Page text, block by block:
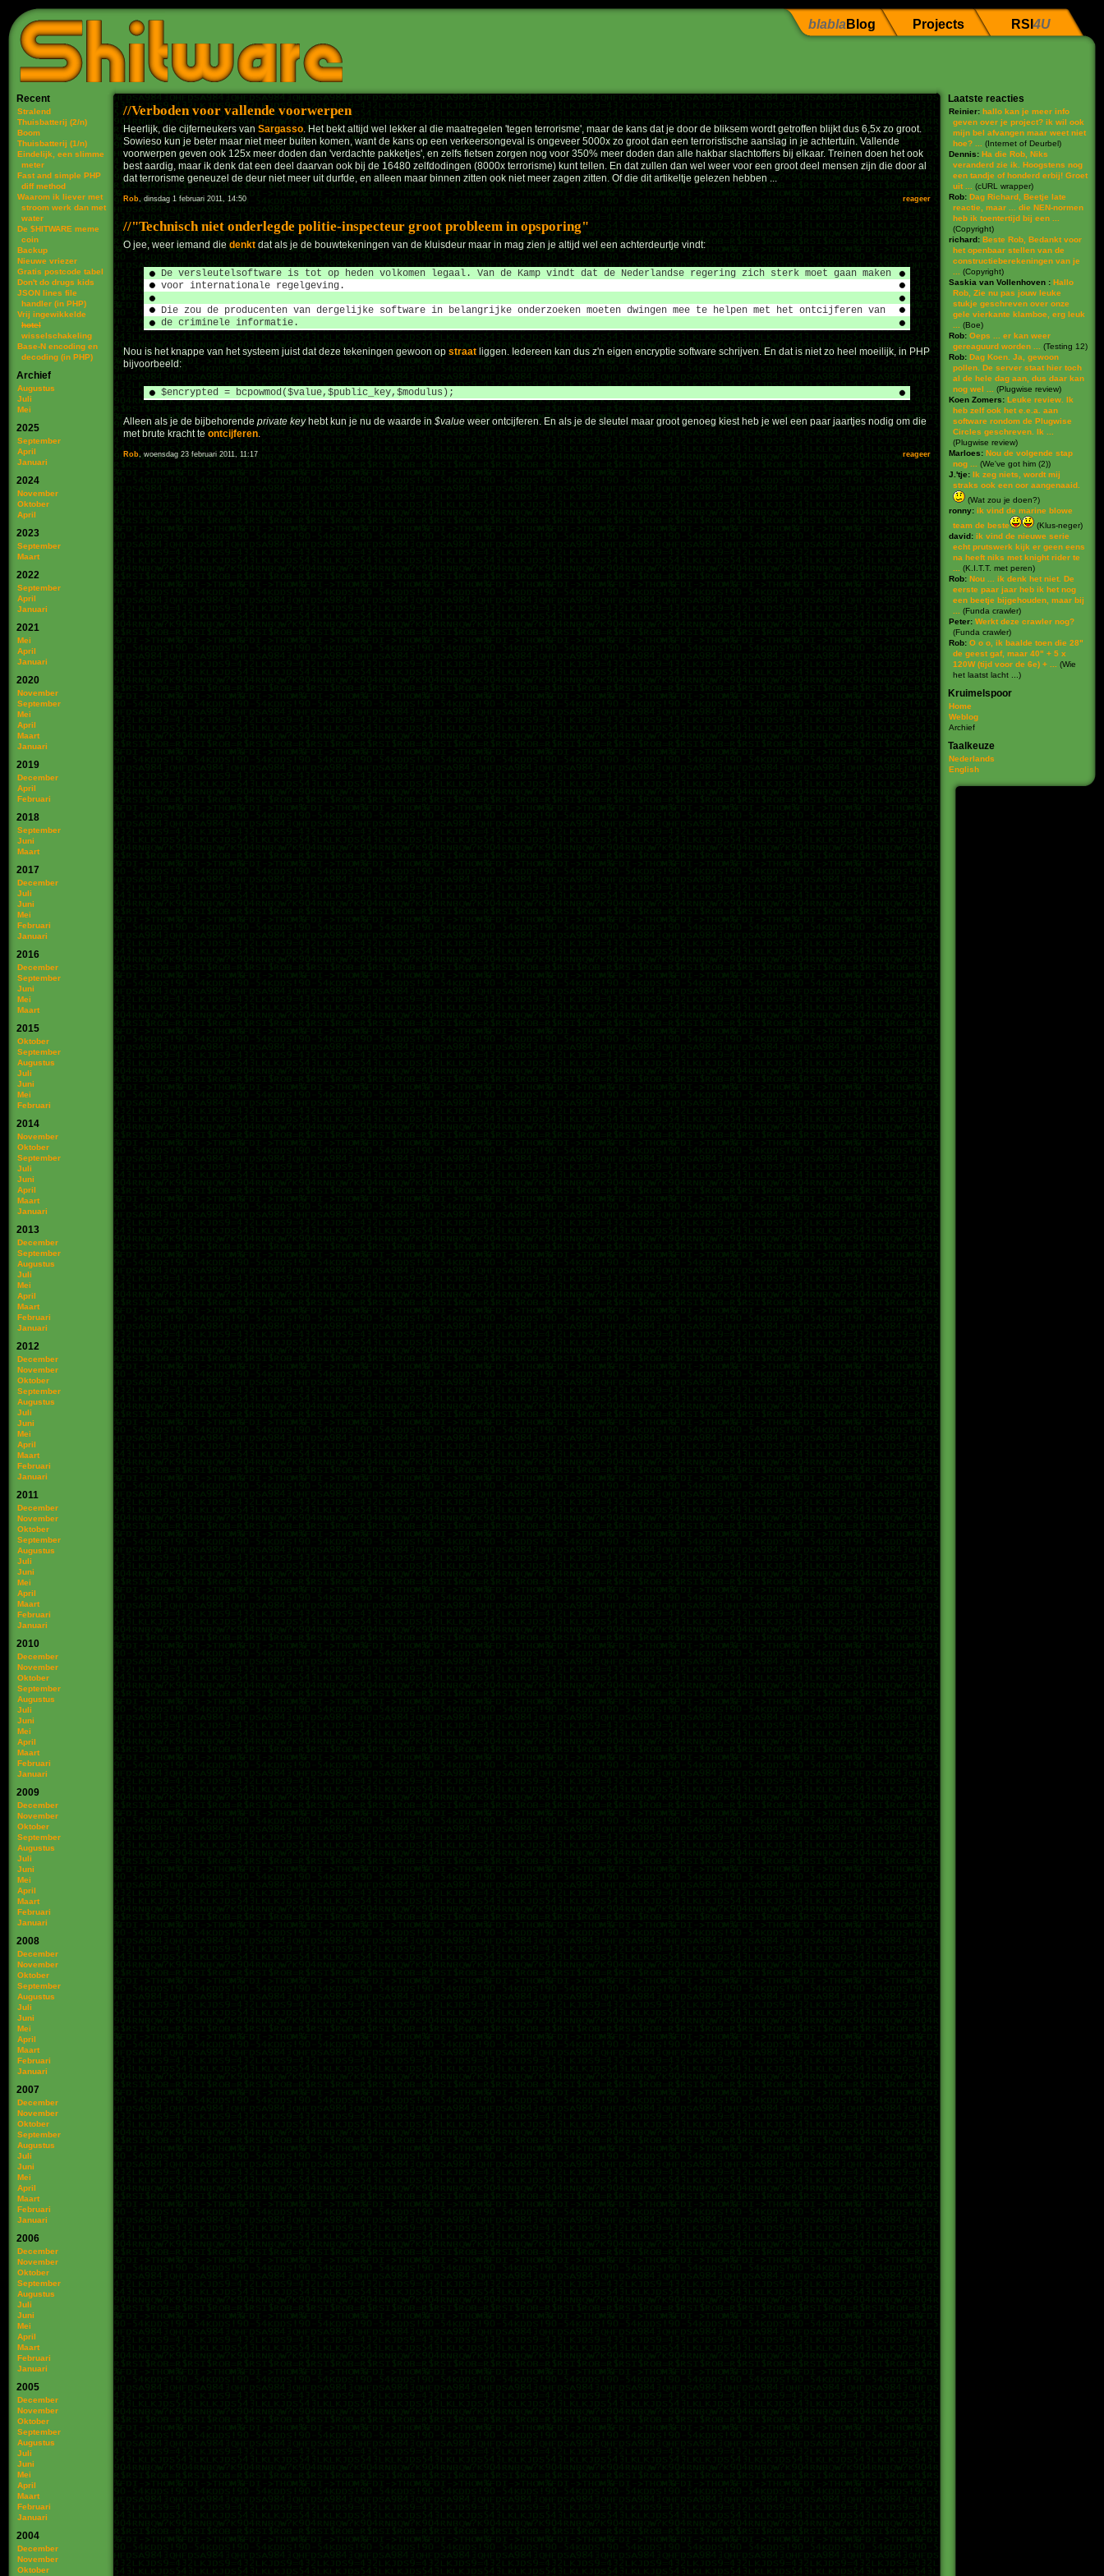
blabla Blog Projects RSI 4U
Recent
Stralend
Thuisbatterij (2/n)
Boom
Thuisbatterij (1/n)
Eindelijk, een slimme
meter
Fast and simple PHP
diff method
Waarom ik liever met
stroom werk dan met
water
De $HITWARE meme
coin
Backup
Nieuwe vriezer
Gratis postcode tabel
Don't do drugs kids
JSON lines file
handler (in PHP)
Vrij ingewikkelde
hotel
wisselschakeling
Base-N encoding en
decoding (in PHP)
Archief
Augustus
Juli
Mei
2025
September
April
Januari
2024
November
Oktober
April
2023
September
Maart
2022
September
April
Januari
2021
Mei
April
Januari
2020
November
September
Mei
April
Maart
Januari
2019
December
April
Februari
2018
September
Juni
Maart
2017
December
Juli
Juni
Mei
Februari
Januari
2016
December
September
Juni
Mei
Maart
2015
Oktober
September
Augustus
Juli
Juni
Mei
Februari
2014
November
Oktober
September
Juli
Juni
April
Maart
Januari
2013
December
September
Augustus
Juli
Mei
April
Maart
Februari
Januari
2012
December
November
Oktober
September
Augustus
Juli
Juni
Mei
April
Maart
Februari
Januari
2011
December
November
Oktober
September
Augustus
Juli
Juni
Mei
April
Maart
Februari
Januari
2010
December
November
Oktober
September
Augustus
Juli
Juni
Mei
April
Maart
Februari
Januari
2009
December
November
Oktober
September
Augustus
Juli
Juni
Mei
April
Maart
Februari
Januari
2008
December
November
Oktober
September
Augustus
Juli
Juni
Mei
April
Maart
Februari
Januari
2007
December
November
Oktober
September
Augustus
Juli
Juni
Mei
April
Maart
Februari
Januari
2006
December
November
Oktober
September
Augustus
Juli
Juni
Mei
April
Maart
Februari
Januari
2005
December
November
Oktober
September
Augustus
Juli
Juni
Mei
April
Maart
Februari
Januari
2004
December
November
Oktober
Verboden voor vallende voorwerpen
Heerlijk, die cijferneukers vanSargasso. Het bekt altijd wel lekker al die maatregelen 'tegen terrorisme', maar de kans dat je door de bliksem wordt getroffen blijkt dus 6,5x zo groot.
Sowieso kun je beter maar niet meer buiten komen, want de kans op een verkeersongeval is ongeveer 5000x zo groot dan een terroristische aanslag in je achtertuin. Vallende
voorwerpen geven ook 125x meer doden dan 'verdachte pakketjes', en zelfs fietsen zorgen nog voor 350% meer doden dan alle hakbar slachtoffers bij elkaar. Treinen doen het ook
best aardig, maar ik denk dat een deel daarvan ook bij de 16480 zelfdodingen (8000x terrorisme) kunt tellen. En dat zullen dan wel weer voor een groot deel mensen zijn die door al
dat terrorisme geneuzel de deur niet meer uit durfde, en alleen maar binnen zitten ook niet meer zagen zitten. Of die dit artikeltje gelezen hebben ...
Rob, dinsdag 1 februari 2011, 14:50 reageer
Technisch niet onderlegde politie-inspecteur groot probleem in opsporing
O jee, weer iemand diedenktdat als je de bouwtekeningen van de kluisdeur maar in mag zien je altijd wel een achterdeurtje vindt:
De versleutelsoftware is tot op heden volkomen legaal. Van de Kamp vindt dat de Nederlandse regering zich sterk moet gaan maken
voor internationale regelgeving.
Die zou de producenten van dergelijke software in belangrijke onderzoeken moeten dwingen mee te helpen met het ontcijferen van
de criminele informatie.
Nou is het knappe van het systeem juist dat deze tekeningen gewoon op straat liggen. Iedereen kan dus z'n eigen encryptie software schrijven. En dat is niet zo heel moeilijk, in PHP
bijvoorbeeld:
$encrypted = bcpowmod($value,$public_key,$modulus);
Alleen als je de bijbehorende private keyhebt kun je nu de waarde in$valueweer ontcijferen. En als je de sleutel maar groot genoeg kiest heb je wel een paar jaartjes nodig om die
met brute kracht teontcijferen.
Rob, woensdag 23 februari 2011, 11:17 reageer
Laatste reacties
Reinier: hallo kan je meer info
geven over je project? ik wil ook
mijn bel afvangen maar weet niet
hoe? ...
(Internet of Deurbel)
Dennis: Ha die Rob, Niks
veranderd zie ik. Hoogstens nog
een tandje of honderd erbij! Groet
uit ...
(cURL wrapper)
Rob: Dag Richard, Beetje late
reactie, maar ... die NEN-normen
heb ik toentertijd bij een ...
(Copyright)
richard: Beste Rob, Bedankt voor
het openbaar stellen van de
constructieberekeningen van je
(Copyright)
Saskia van Vollenhoven : Hallo
Rob, Zie nu pas jouw leuke
stukje geschreven over onze
gele vierkante klamboe, erg leuk
(Boe)
Rob: Oeps ... er kan weer
gereaguurd worden ...
(Testing 12)
Rob: Dag Koen. Ja, gewoon
pollen. De server staat hier toch
al de hele dag aan, dus daar kan
nog wel ...
(Plugwise review)
Koen Zomers: Leuke review. Ik
heb zelf ook het e.e.a. aan
software rondom de Plugwise
Circles geschreven. Ik ...
(Plugwise review)
Marloes: Nou de volgende stap
nog ...
(We've got him (2))
J.'tje: Ik zeg niets, wordt mij
straks ook een oor aangenaaid.
(Wat zou je doen?)
ronny: ik vind de marine blowe
team de beste
(Klus-neger)
david: ik vind de nieuwe serie
echt prutswerk kijk er geen eens
na heeft niks met knight rider te
(K.I.T.T. met peren)
Rob: Nou ... ik denk het niet. De
eerste paar jaar heb ik het nog
een beetje bijgehouden, maar bij
(Funda crawler)
Peter: Werkt deze crawler nog?
(Funda crawler)
Rob: O o o, ik baalde toen die 28"
de geest gaf, maar 40" + 5 x
120W (tijd voor de 6e) + ...
(Wie
het laatst lacht ... )
Kruimelspoor
Home
Weblog
Archief
Taalkeuze
Nederlands
English